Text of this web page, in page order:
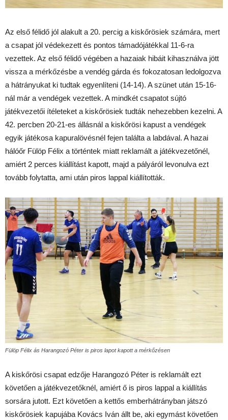
Az első félidő jól alakult a 20. percig a kiskőrösiek számára, mert
a csapat jól védekezett és pontos támadójátékkal 11-6-ra
vezettek. Az első félidő végében a hazaiak hibáit kihasználva jött
vissza a mérkőzésbe a vendég gárda és fokozatosan ledolgozva
a hátrányukat ki tudtak egyenlíteni (14-14). A szünet után 15-16-
nál már a vendégek vezettek. A mindkét csapatot sújtó
játékvezetői ítéleteket a kiskőrösiek tudták nehezebben kezelni. A
42. percben 20-21-es állásnál a kiskőrösi kapust a vendégek
egyik játékosa kapuralövésnél fejen találta a labdával. A hazai
hálóőr Fülöp Félix a történtek miatt reklamált a játékvezetőnél,
amiért 2 perces kiállítást kapott, majd a pályáról levonulva ezt
tovább folytatta, ami után piros lappal kiállították.
Fülöp Félix ás Harangozó Péter is piros lapot kapott a mérkőzésen
A kiskőrösi csapat edzője Harangozó Péter is reklamált ezt
követően a játékvezetőknél, amiért ő is piros lappal a kiállítás
sorsára jutott. Ezt követően a kettős emberhátrányban játszó
kiskőrösiek kapujába Kovács Iván állt be, aki egymást követően